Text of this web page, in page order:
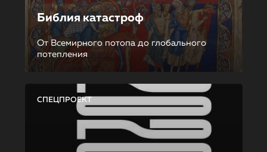
Библия катастроф
От Всемирного потопа до глобального
потепления
СПЕЦПРОЕКТ